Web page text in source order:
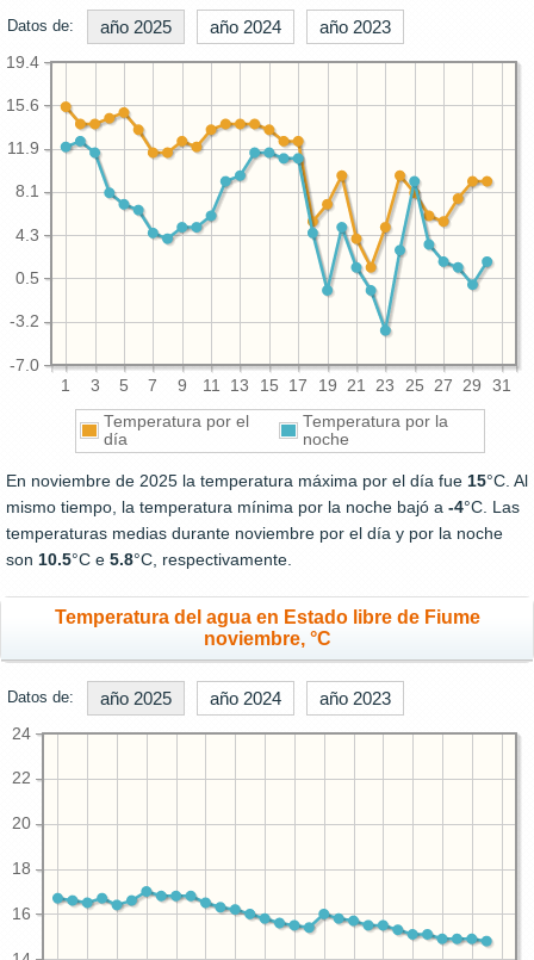
Datos de: año 2025 año 2024 año 2023
1 3 5 7 9 11 13 15 17 19 21 23 25 27 29 31
-7.0
-3.2
0.5
4.3
8.1
11.9
15.6
19.4
Temperatura por el
día
Temperatura por la
noche
En noviembre de 2025 la temperatura máxima por el día fue 15°C. Al
mismo tiempo, la temperatura mínima por la noche bajó a -4°C. Las
temperaturas medias durante noviembre por el día y por la noche
son 10.5°C e 5.8°C, respectivamente.
Temperatura del agua en Estado libre de Fiume
noviembre, °C
Datos de: año 2025 año 2024 año 2023
16
18
20
22
24